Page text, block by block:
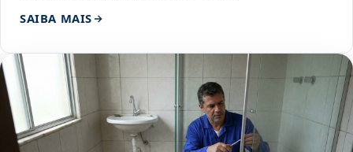
SAIBA MAIS